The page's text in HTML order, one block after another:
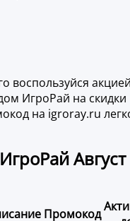
воспользуйся
ИгроРай на скидки
на igroray.ru
Август
Промокод